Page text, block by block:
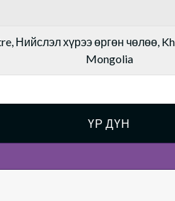
Нийслэл хүрээ өргөн чөлөө,
Mongolia
ҮР ДҮН